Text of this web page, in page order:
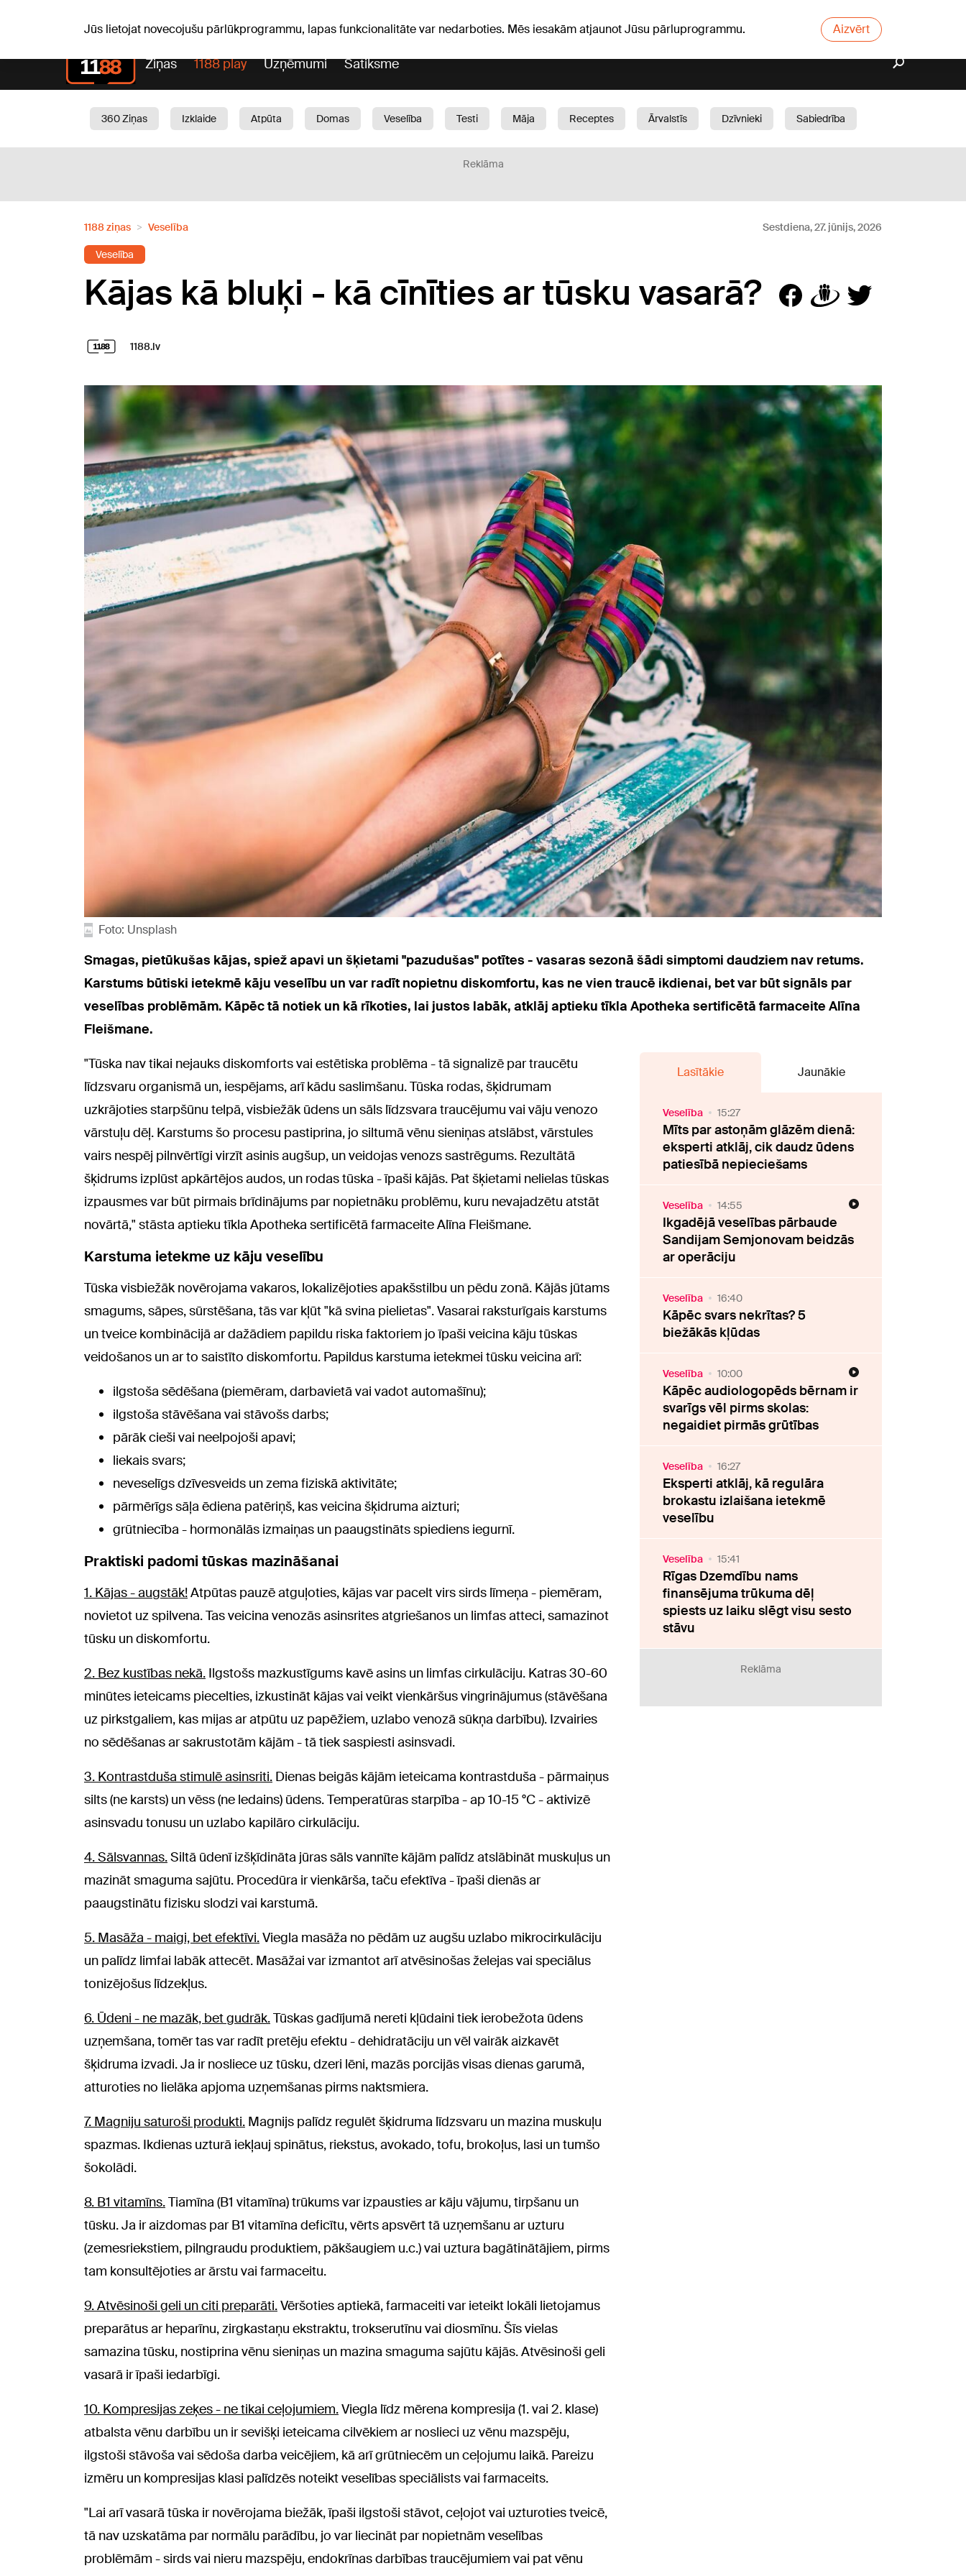
Jūs lietojat novecojušu pārlūkprogrammu, lapas funkcionalitāte var nedarboties. Mēs iesakām atjaunot Jūsu pārluprogrammu. Aizvērt
Ziņas 1188 play Uzņēmumi Satiksme
360 Ziņas Izklaide Atpūta Domas Veselība Testi Māja Receptes Ārvalstīs Dzīvnieki
Sabiedrība
Reklāma
1188 ziņas Veselība Sestdiena, 27. jūnijs, 2026
Veselība
Kājas kā bluķi - kā cīnīties ar tūsku vasarā?
1188.lv
Foto: Unsplash
Smagas, pietūkušas kājas, spiež apavi un šķietami "pazudušas" potītes - vasaras sezonā šādi simptomi daudziem nav retums.
Karstums būtiski ietekmē kāju veselību un var radīt nopietnu diskomfortu, kas ne vien traucē ikdienai, bet var būt signāls par
veselības problēmām. Kāpēc tā notiek un kā rīkoties, lai justos labāk, atklāj aptieku tīkla Apotheka sertificētā farmaceite Alīna
Fleišmane.
"Tūska nav tikai nejauks diskomforts vai estētiska problēma - tā signalizē par traucētu
līdzsvaru organismā un, iespējams, arī kādu saslimšanu. Tūska rodas, šķidrumam
uzkrājoties starpšūnu telpā, visbiežāk ūdens un sāls līdzsvara traucējumu vai vāju venozo
vārstuļu dēļ. Karstums šo procesu pastiprina, jo siltumā vēnu sieniņas atslābst, vārstules
vairs nespēj pilnvērtīgi virzīt asinis augšup, un veidojas venozs sastrēgums. Rezultātā
šķidrums izplūst apkārtējos audos, un rodas tūska - īpaši kājās. Pat šķietami nelielas tūskas
izpausmes var būt pirmais brīdinājums par nopietnāku problēmu, kuru nevajadzētu atstāt
novārtā," stāsta aptieku tīkla Apotheka sertificētā farmaceite Alīna Fleišmane.
Karstuma ietekme uz kāju veselību
Tūska visbiežāk novērojama vakaros, lokalizējoties apakšstilbu un pēdu zonā. Kājās jūtams
smagums, sāpes, sūrstēšana, tās var kļūt "kā svina pielietas". Vasarai raksturīgais karstums
un tveice kombinācijā ar dažādiem papildu riska faktoriem jo īpaši veicina kāju tūskas
veidošanos un ar to saistīto diskomfortu. Papildus karstuma ietekmei tūsku veicina arī:
ilgstoša sēdēšana (piemēram, darbavietā vai vadot automašīnu);
ilgstoša stāvēšana vai stāvošs darbs;
pārāk cieši vai neelpojoši apavi;
liekais svars;
neveselīgs dzīvesveids un zema fiziskā aktivitāte;
pārmērīgs sāļa ēdiena patēriņš, kas veicina šķidruma aizturi;
grūtniecība - hormonālās izmaiņas un paaugstināts spiediens iegurnī.
Praktiski padomi tūskas mazināšanai
1. Kājas - augstāk!Atpūtas pauzē atguļoties, kājas var pacelt virs sirds līmeņa - piemēram,
novietot uz spilvena. Tas veicina venozās asinsrites atgriešanos un limfas atteci, samazinot
tūsku un diskomfortu.
2. Bez kustības nekā. Ilgstošs mazkustīgums kavē asins un limfas cirkulāciju. Katras 30-60
minūtes ieteicams piecelties, izkustināt kājas vai veikt vienkāršus vingrinājumus (stāvēšana
uz pirkstgaliem, kas mijas ar atpūtu uz papēžiem, uzlabo venozā sūkņa darbību). Izvairies
no sēdēšanas ar sakrustotām kājām - tā tiek saspiesti asinsvadi.
3. Kontrastduša stimulē asinsriti. Dienas beigās kājām ieteicama kontrastduša - pārmaiņus
silts (ne karsts) un vēss (ne ledains) ūdens. Temperatūras starpība - ap 10-15 °C - aktivizē
asinsvadu tonusu un uzlabo kapilāro cirkulāciju.
4. Sālsvannas.Siltā ūdenī izšķīdināta jūras sāls vannīte kājām palīdz atslābināt muskuļus un
mazināt smaguma sajūtu. Procedūra ir vienkārša, taču efektīva - īpaši dienās ar
paaugstinātu fizisku slodzi vai karstumā.
5. Masāža - maigi, bet efektīvi.Viegla masāža no pēdām uz augšu uzlabo mikrocirkulāciju
un palīdz limfai labāk attecēt. Masāžai var izmantot arī atvēsinošas želejas vai speciālus
tonizējošus līdzekļus.
6. Ūdeni - ne mazāk, bet gudrāk.Tūskas gadījumā nereti kļūdaini tiek ierobežota ūdens
uzņemšana, tomēr tas var radīt pretēju efektu - dehidratāciju un vēl vairāk aizkavēt
šķidruma izvadi. Ja ir nosliece uz tūsku, dzeri lēni, mazās porcijās visas dienas garumā,
atturoties no lielāka apjoma uzņemšanas pirms naktsmiera.
7. Magniju saturoši produkti. Magnijs palīdz regulēt šķidruma līdzsvaru un mazina muskuļu
spazmas. Ikdienas uzturā iekļauj spinātus, riekstus, avokado, tofu, brokoļus, lasi un tumšo
šokolādi.
8. B1 vitamīns.Tiamīna (B1 vitamīna) trūkums var izpausties ar kāju vājumu, tirpšanu un
tūsku. Ja ir aizdomas par B1 vitamīna deficītu, vērts apsvērt tā uzņemšanu ar uzturu
(zemesriekstiem, pilngraudu produktiem, pākšaugiem u.c.) vai uztura bagātinātājiem, pirms
tam konsultējoties ar ārstu vai farmaceitu.
9. Atvēsinoši geli un citi preparāti.Vēršoties aptiekā, farmaceiti var ieteikt lokāli lietojamus
preparātus ar heparīnu, zirgkastaņu ekstraktu, trokserutīnu vai diosmīnu. Šīs vielas
samazina tūsku, nostiprina vēnu sieniņas un mazina smaguma sajūtu kājās. Atvēsinoši geli
vasarā ir īpaši iedarbīgi.
10. Kompresijas zeķes - ne tikai ceļojumiem.Viegla līdz mērena kompresija (1. vai 2. klase)
atbalsta vēnu darbību un ir sevišķi ieteicama cilvēkiem ar noslieci uz vēnu mazspēju,
ilgstoši stāvoša vai sēdoša darba veicējiem, kā arī grūtniecēm un ceļojumu laikā. Pareizu
izmēru un kompresijas klasi palīdzēs noteikt veselības speciālists vai farmaceits.
"Lai arī vasarā tūska ir novērojama biežāk, īpaši ilgstoši stāvot, ceļojot vai uzturoties tveicē,
tā nav uzskatāma par normālu parādību, jo var liecināt par nopietnām veselības
problēmām - sirds vai nieru mazspēju, endokrīnas darbības traucējumiem vai pat vēnu
Lasītākie Jaunākie
Veselība 15:27
Mīts par astoņām glāzēm dienā:
eksperti atklāj, cik daudz ūdens
patiesībā nepieciešams
Veselība 14:55
Ikgadējā veselības pārbaude
Sandijam Semjonovam beidzās
ar operāciju
Veselība 16:40
Kāpēc svars nekrītas? 5
biežākās kļūdas
Veselība 10:00
Kāpēc audiologopēds bērnam ir
svarīgs vēl pirms skolas:
negaidiet pirmās grūtības
Veselība 16:27
Eksperti atklāj, kā regulāra
brokastu izlaišana ietekmē
veselību
Veselība 15:41
Rīgas Dzemdību nams
finansējuma trūkuma dēļ
spiests uz laiku slēgt visu sesto
stāvu
Reklāma